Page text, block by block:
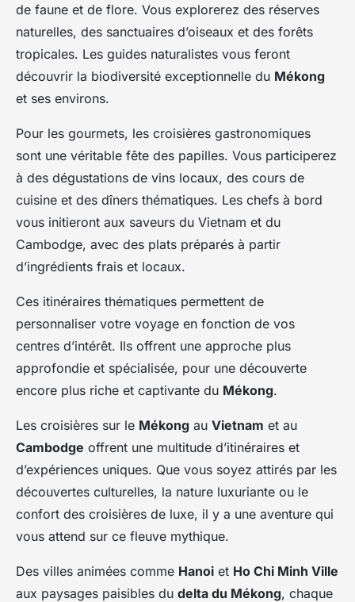
de faune et de flore. Vous explorerez des réserves
naturelles, des sanctuaires d’oiseaux et des forêts
tropicales. Les guides naturalistes vous feront
découvrir la biodiversité exceptionnelle du Mékong
et ses environs.
Pour les gourmets, les croisières gastronomiques
sont une véritable fête des papilles. Vous participerez
à des dégustations de vins locaux, des cours de
cuisine et des dîners thématiques. Les chefs à bord
vous initieront aux saveurs du Vietnam et du
Cambodge, avec des plats préparés à partir
d’ingrédients frais et locaux.
Ces itinéraires thématiques permettent de
personnaliser votre voyage en fonction de vos
centres d’intérêt. Ils offrent une approche plus
approfondie et spécialisée, pour une découverte
encore plus riche et captivante du Mékong.
Les croisières sur le Mékong au Vietnam et au
Cambodge offrent une multitude d’itinéraires et
d’expériences uniques. Que vous soyez attirés par les
découvertes culturelles, la nature luxuriante ou le
confort des croisières de luxe, il y a une aventure qui
vous attend sur ce fleuve mythique.
Des villes animées comme Hanoi et Ho Chi Minh Ville
aux paysages paisibles du delta du Mékong, chaque